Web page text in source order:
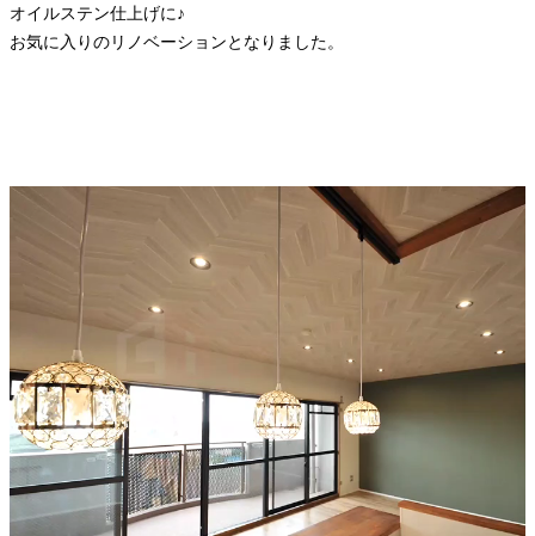
オイルステン仕上げに♪
お気に入りのリノベーションとなりました。